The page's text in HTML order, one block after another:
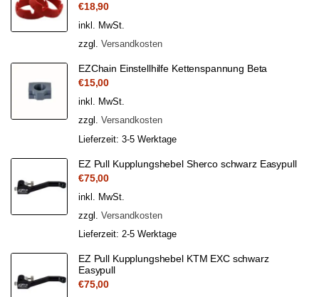
€18,90
inkl. MwSt.
zzgl. Versandkosten
EZChain Einstellhilfe Kettenspannung Beta
€15,00
inkl. MwSt.
zzgl. Versandkosten
Lieferzeit: 3-5 Werktage
EZ Pull Kupplungshebel Sherco schwarz Easypull
€75,00
inkl. MwSt.
zzgl. Versandkosten
Lieferzeit: 2-5 Werktage
EZ Pull Kupplungshebel KTM EXC schwarz
Easypull
€75,00